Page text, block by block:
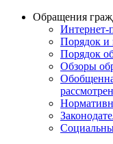
Обращения
Интернет-
Порядок и
Порядок
Обзоры